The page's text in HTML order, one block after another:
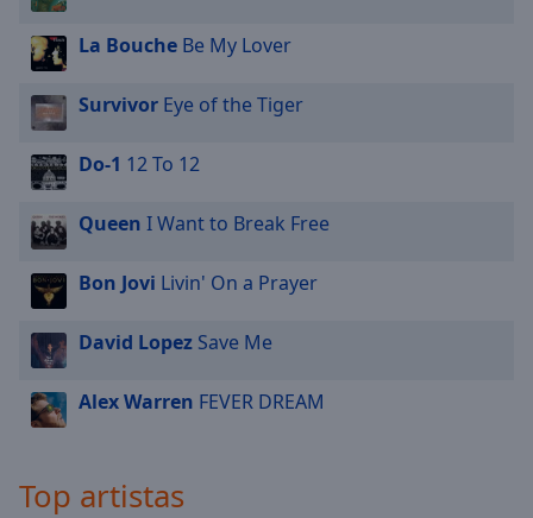
La Bouche Be My Lover
Survivor Eye of the Tiger
Do-1 12 To 12
Queen I Want to Break Free
Bon Jovi Livin' On a Prayer
David Lopez Save Me
Alex Warren FEVER DREAM
Top artistas